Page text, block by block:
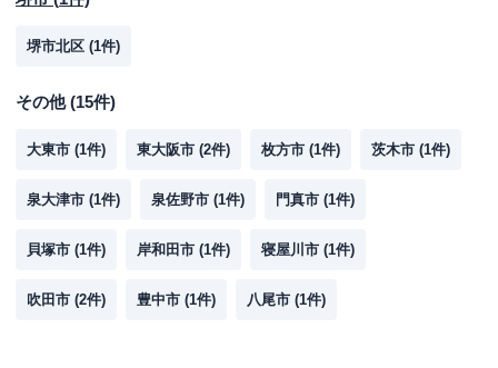
堺市北区 (1件)
その他(15件)
大東市 (1件) 東大阪市 (2件) 枚方市 (1件) 茨木市 (1件)
泉大津市 (1件) 泉佐野市 (1件) 門真市 (1件)
貝塚市 (1件) 岸和田市 (1件) 寝屋川市 (1件)
吹田市 (2件) 豊中市 (1件) 八尾市 (1件)